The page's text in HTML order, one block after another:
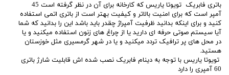
باتری فابریک تویوتا یاریس که کارخانه برای آن در نظر گرفته است 45
آمپر است که برای امنیت بالاتر و کیفیت بهتر است از باتری اتمی استفاده
کنید و برای اینکه بدانید ظرفیت آمپراژ چقدر باید باشد این را بدانید که شما
آیا سیستم صوتی حرفه ای دارید یا از چراغ های زنون استفاده میکنید و یا
در محل های پر ترافیک تردد میکنید و یا در شهر گرمسیری مثل خوزستان
هستید.
تویوتا یاریس با توجه به دینام فابریک نصب شده اش قابلیت شارژ باتری
60 آمپری را دارد